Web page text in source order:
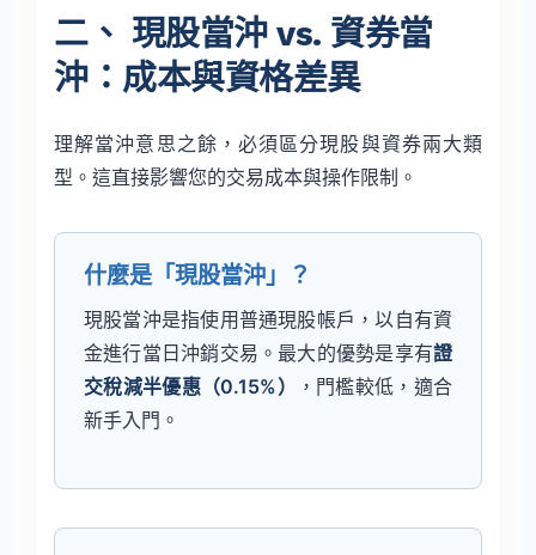
二、 現股當沖 vs. 資券當
沖：成本與資格差異
理解當沖意思之餘，必須區分現股與資券兩大類
型。這直接影響您的交易成本與操作限制。
什麼是「現股當沖」？
現股當沖是指使用普通現股帳戶，以自有資
金進行當日沖銷交易。最大的優勢是享有證
交稅減半優惠（0.15%）
，門檻較低，適合
新手入門。